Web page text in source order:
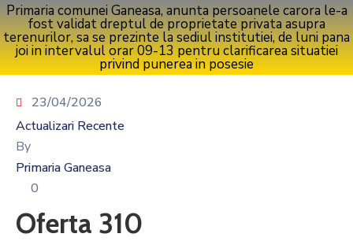
Primaria comunei Ganeasa, anunta persoanele carora le-a
fost validat dreptul de proprietate privata asupra
terenurilor, sa se prezinte la sediul institutiei, de luni pana
joi in intervalul orar 09-13 pentru clarificarea situatiei
privind punerea in posesie
23/04/2026
Actualizari Recente
By
Primaria Ganeasa
0
Oferta 310